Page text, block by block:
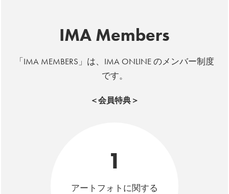
IMA Members
「IMA MEMBERS」は、IMA ONLINE のメンバー制度
です。
＜会員特典＞
1
アートフォトに関する